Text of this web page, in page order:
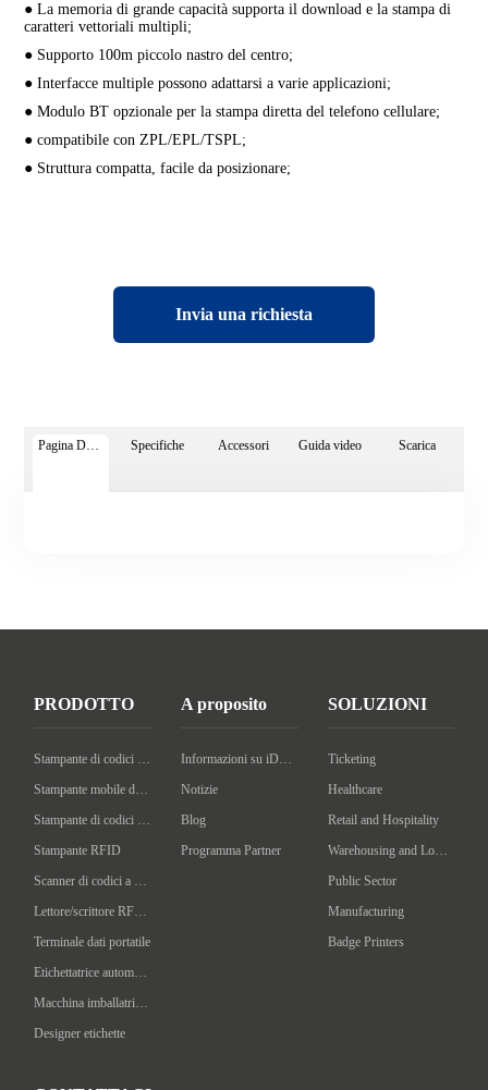
● La memoria di grande capacità supporta il download e la stampa di
caratteri vettoriali multipli;
● Supporto 100m piccolo nastro del centro;
● Interfacce multiple possono adattarsi a varie applicazioni;
● Modulo BT opzionale per la stampa diretta del telefono cellulare;
● compatibile con ZPL/EPL/TSPL;
● Struttura compatta, facile da posizionare;
Invia una richiesta
Pagina Dettagli Specifiche Accessori Guida video Scarica
PRODOTTO
Stampante di codici a barre desktop
Stampante mobile di codici a barre
Stampante di codici a barre industriale
Stampante RFID
Scanner di codici a barre portatile
Lettore/scrittore RFID portatile
Terminale dati portatile
Etichettatrice automatica
Macchina imballatrice intelligente
Designer etichette
A proposito
Informazioni su iDPRT
Notizie
Blog
Programma Partner
SOLUZIONI
Ticketing
Healthcare
Retail and Hospitality
Warehousing and Logistics
Public Sector
Manufacturing
Badge Printers